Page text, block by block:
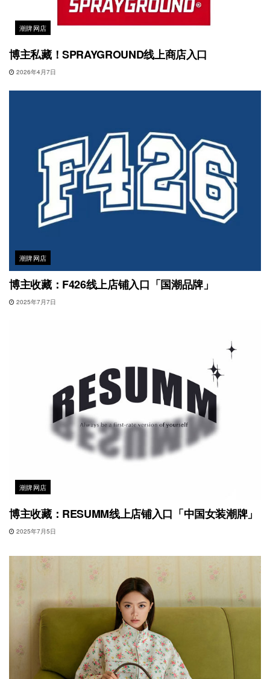
潮牌网店
博主私藏！SPRAYGROUND线上商店入口
2026年4月7日
潮牌网店
博主收藏：F426线上店铺入口「国潮品牌」
2025年7月7日
潮牌网店
博主收藏：RESUMM线上店铺入口「中国女装潮牌」
2025年7月5日